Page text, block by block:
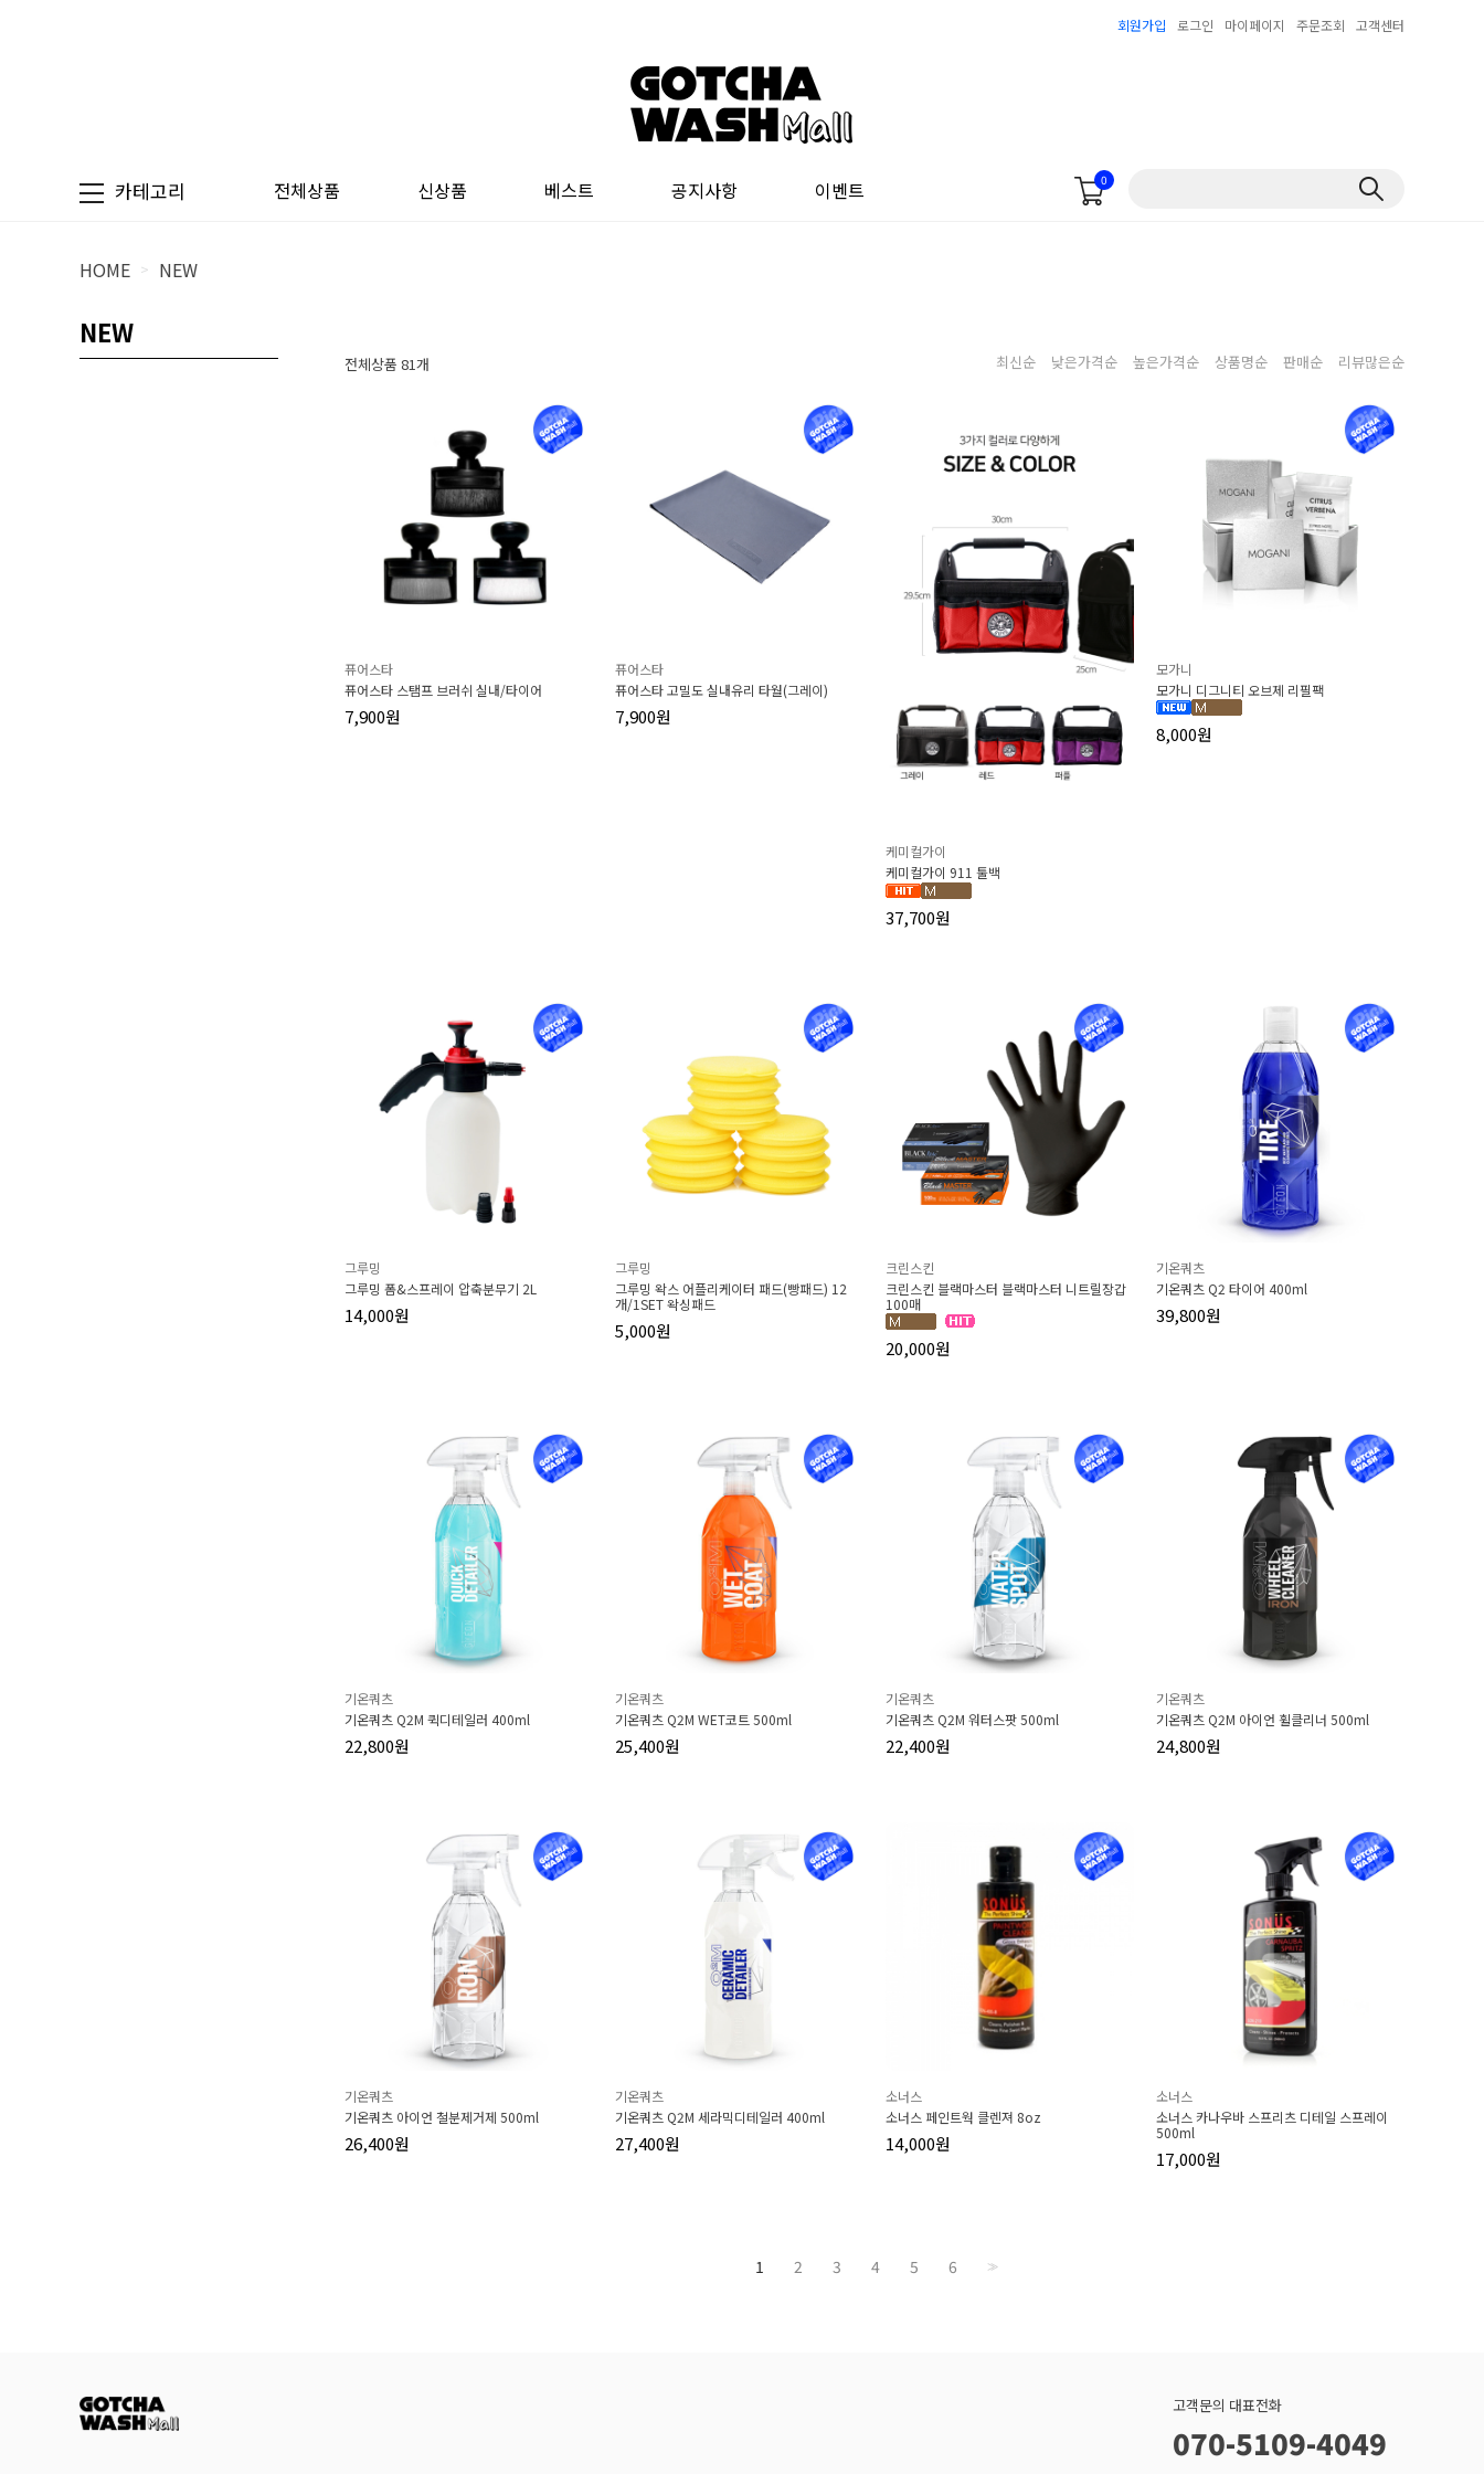
회원가입 로그인 마이페이지 주문조회 고객센터
카테고리 전체상품 신상품 베스트 공지사항 이벤트 0
HOME > NEW
NEW
전체상품 81개 최신순 낮은가격순 높은가격순 상품명순 판매순 리뷰많은순
퓨어스타
퓨어스타 스탬프 브러쉬 실내/타이어
7,900원
퓨어스타
퓨어스타 고밀도 실내유리 타월(그레이)
7,900원
케미컬가이
케미컬가이 911 툴백
37,700원
모가니
모가니 디그니티 오브제 리필팩
8,000원
그루밍
그루밍 폼&스프레이 압축분무기 2L
14,000원
그루밍
그루밍 왁스 어플리케이터 패드(빵패드) 12
개/1SET 왁싱패드
5,000원
크린스킨
크린스킨 블랙마스터 블랙마스터 니트릴장갑
100매
20,000원
기온쿼츠
기온쿼츠 Q2 타이어 400ml
39,800원
기온쿼츠
기온쿼츠 Q2M 퀵디테일러 400ml
22,800원
기온쿼츠
기온쿼츠 Q2M WET코트 500ml
25,400원
기온쿼츠
기온쿼츠 Q2M 워터스팟 500ml
22,400원
기온쿼츠
기온쿼츠 Q2M 아이언 휠클리너 500ml
24,800원
기온쿼츠
기온쿼츠 아이언 철분제거제 500ml
26,400원
기온쿼츠
기온쿼츠 Q2M 세라믹디테일러 400ml
27,400원
소너스
소너스 페인트웍 클렌져 8oz
14,000원
소너스
소너스 카나우바 스프리츠 디테일 스프레이
500ml
17,000원
1 2 3 4 5 6 >>
고객문의 대표전화
070-5109-4049